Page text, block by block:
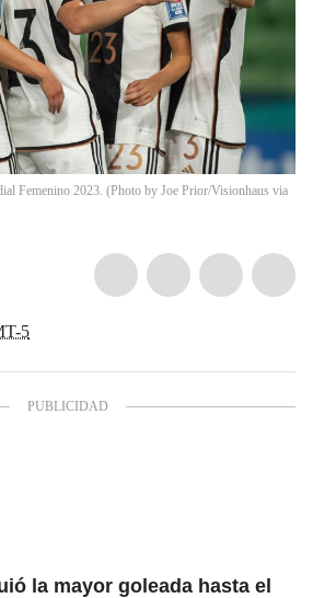
Femenino 2023. (Photo by Joe Prior/Visionhaus via
5
la mayor goleada hasta el